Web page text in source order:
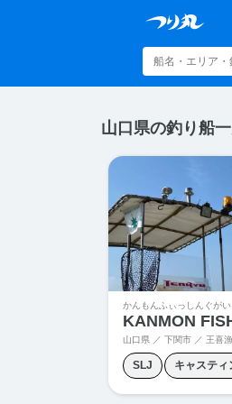
山口県の釣り船
かんもんふぃっしんぐが
山口県 ／ 下関市 ／ 王喜
SLJ キャスティ
ジギング タイ